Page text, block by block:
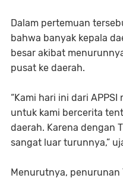
Dalam pertemuan
bahwa banyak kepala
besar akibat
pusat ke daerah.
“Kami hari ini dari
untuk kami bercerita
daerah. Karena dengan
sangat luar turunnya,”
Menurutnya, penurunan